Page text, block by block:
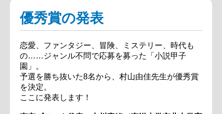
優秀賞の発表
恋愛、ファンタジー、冒険、ミステリー、時代も
の……ジャンル不問で応募を募った「小説甲子
園」。
予選を勝ち抜いた8名から、村山由佳先生が優秀賞
を決定。
ここに発表します！